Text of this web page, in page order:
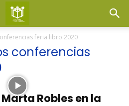
feria libro 2020
conferencias
Robles en la